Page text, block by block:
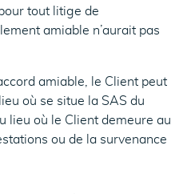
tout litige de
amiable n’aurait pas
amiable, le Client peut
où se situe la SAS du
lieu où le Client demeure au
ou de la survenance